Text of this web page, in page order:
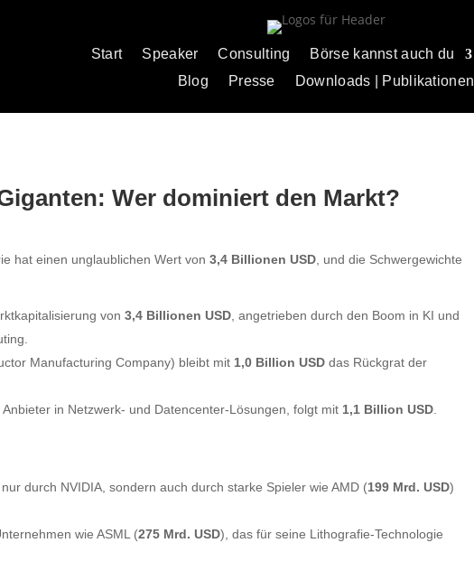
Start Speaker Consulting Börse kannst auch du
Blog
Presse Downloads | Publikationen
Wer dominiert den Markt?
hat einen unglaublichen Wert von3,4 Billionen USD , und die Schwergewichte
von3,4 Billionen USD , angetrieben durch den Boom in KI und
Manufacturing Company) bleibt mit 1,0 Billion USD das Rückgrat der
Anbieter in Netzwerk- und Datencenter-Lösungen, folgt mit 1,1 Billion USD
durch NVIDIA, sondern auch durch starke Spieler wie AMD (199 Mrd. USD)
wie ASML (275 Mrd. USD), das für seine Lithografie-Technologie